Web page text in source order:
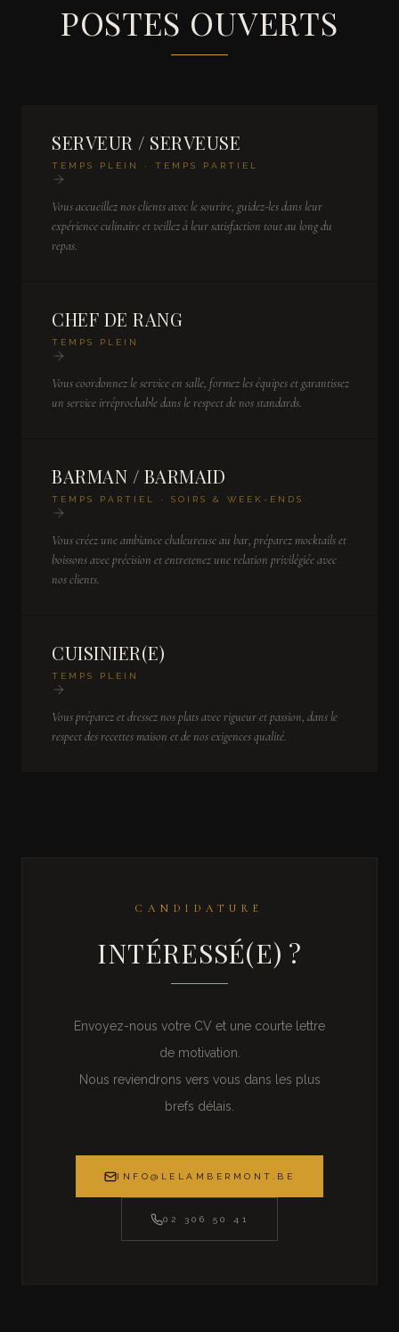
POSTES OUVERTS
SERVEUR / SERVEUSE
TEMPS PLEIN · TEMPS PARTIEL
Vous accueillez nos clients avec le sourire, guidez-les dans leur
expérience culinaire et veillez à leur satisfaction tout au long du
repas.
CHEF DE RANG
TEMPS PLEIN
Vous coordonnez le service en salle, formez les équipes et garantissez
un service irréprochable dans le respect de nos standards.
BARMAN / BARMAID
TEMPS PARTIEL · SOIRS & WEEK-ENDS
Vous créez une ambiance chaleureuse au bar, préparez mocktails et
boissons avec précision et entretenez une relation privilégiée avec
nos clients.
CUISINIER(E)
TEMPS PLEIN
Vous préparez et dressez nos plats avec rigueur et passion, dans le
respect des recettes maison et de nos exigences qualité.
CANDIDATURE
INTÉRESSÉ(E) ?
Envoyez-nous votre CV et une courte lettre
de motivation.
Nous reviendrons vers vous dans les plus
brefs délais.
INFO@LELAMBERMONT.BE
02 306 50 41